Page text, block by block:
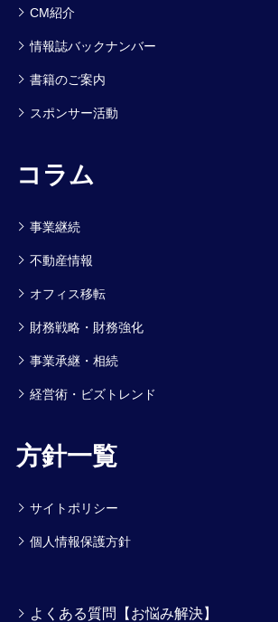
CM紹介
情報誌バックナンバー
書籍のご案内
スポンサー活動
コラム
事業継続
不動産情報
オフィス移転
財務戦略・財務強化
事業承継・相続
経営術・ビズトレンド
方針一覧
サイトポリシー
個人情報保護方針
よくある質問【お悩み解決】